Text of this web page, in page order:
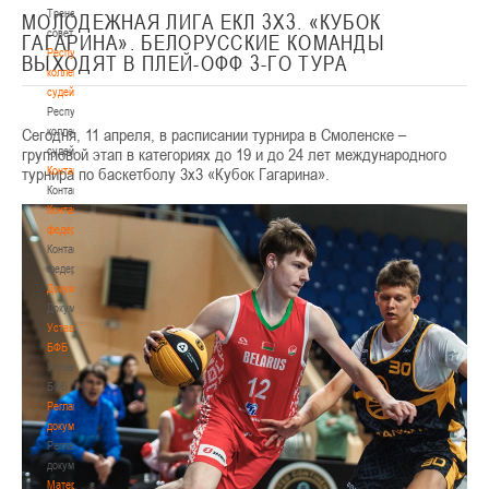
Тренерский
совет
Республиканская
коллегия
судей
Республиканская
коллегия
судей
Контакты
Контакты
Контакты
федерации
Контакты
федерации
Документы
Документы
Устав
БФБ
Устав
БФБ
Регламентирующие
документы
Регламентирующие
документы
Материалы
МОЛОДЕЖНАЯ ЛИГА ЕКЛ 3Х3. «КУБОК
ГАГАРИНА». БЕЛОРУССКИЕ КОМАНДЫ
ВЫХОДЯТ В ПЛЕЙ-ОФФ 3-ГО ТУРА
Сегодня, 11 апреля, в расписании турнира в Смоленске –
групповой этап в категориях до 19 и до 24 лет международного
турнира по баскетболу 3х3 «Кубок Гагарина».